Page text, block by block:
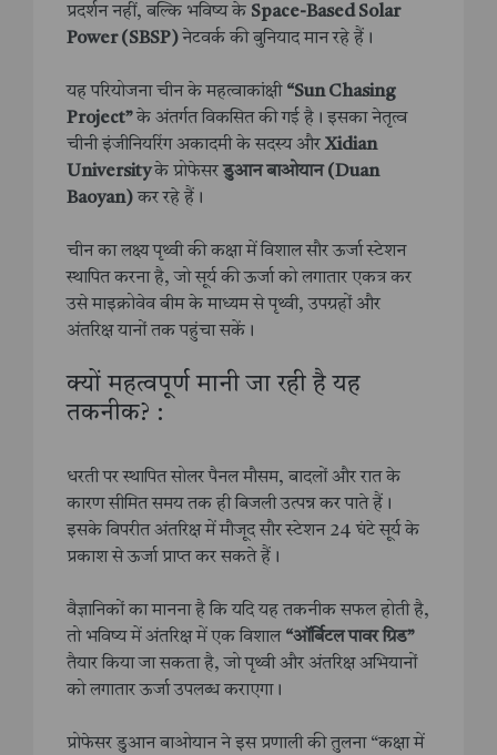
प्रदर्शन नहीं, बल्कि भविष्य के Space-Based Solar
Power (SBSP)नेटवर्क की बुनियाद मान रहे हैं।
यह परियोजना चीन के महत्वाकांक्षी “Sun Chasing
Project”के अंतर्गत विकसित की गई है। इसका नेतृत्व
चीनी इंजीनियरिंग अकादमी के सदस्य औरXidian
Universityके प्रोफेसर डुआन बाओयान (Duan
Baoyan) कर रहे हैं।
चीन का लक्ष्य पृथ्वी की कक्षा में विशाल सौर ऊर्जा स्टेशन
स्थापित करना है, जो सूर्य की ऊर्जा को लगातार एकत्र कर
उसे माइक्रोवेव बीम के माध्यम से पृथ्वी, उपग्रहों और
अंतरिक्ष यानों तक पहुंचा सकें।
क्यों महत्वपूर्ण मानी जा रही है यह
तकनीक? :
धरती पर स्थापित सोलर पैनल मौसम, बादलों और रात के
कारण सीमित समय तक ही बिजली उत्पन्न कर पाते हैं।
इसके विपरीत अंतरिक्ष में मौजूद सौर स्टेशन 24 घंटे सूर्य के
प्रकाश से ऊर्जा प्राप्त कर सकते हैं।
वैज्ञानिकों का मानना है कि यदि यह तकनीक सफल होती है,
तो भविष्य में अंतरिक्ष में एक विशाल “ऑर्बिटल पावर ग्रिड”
तैयार किया जा सकता है, जो पृथ्वी और अंतरिक्ष अभियानों
को लगातार ऊर्जा उपलब्ध कराएगा।
प्रोफेसर डुआन बाओयान ने इस प्रणाली की तुलना “कक्षा में